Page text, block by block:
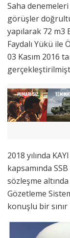
Saha denemeleri
görüşler
yapılarak 72 m3
Faydalı Yükü ile
03 Kasım 2016
2018 yılında
kapsamında
sözleşme
Gözetleme
konuşlu bir